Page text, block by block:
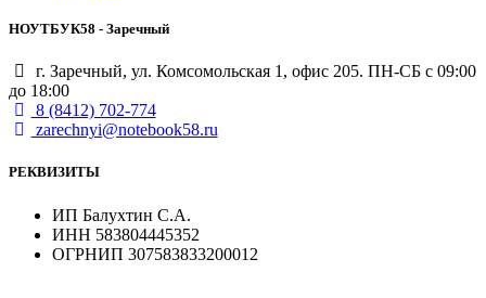
НОУТБУК58 - Заречный
г. Заречный, ул. Комсомольская 1, офис 205. ПН-СБ с 09:00
до 18:00
8 (8412) 702-774
zarechnyi@notebook58.ru
РЕКВИЗИТЫ
ИП Балухтин С.А.
ИНН 583804445352
ОГРНИП 307583833200012